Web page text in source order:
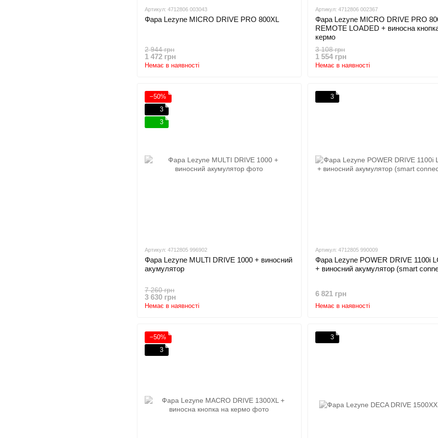
Артикул: 4712806 003043
Фара Lezyne MICRO DRIVE PRO 800XL
2 944 грн
1 472 грн
Немає в наявності
Артикул: 4712806 002367
Фара Lezyne MICRO DRIVE PRO
REMOTE LOADED + виносна
кермо
3 108 грн
1 554 грн
Немає в наявності
−50%
3
3
Артикул: 4712805 996902
Фара Lezyne MULTI DRIVE 1000 + виносний
акумулятор
7 260 грн
3 630 грн
Немає в наявності
3
Артикул: 4712805 990009
Фара Lezyne POWER DRIVE 1100i
+ виносний акумулятор (smart
6 821 грн
Немає в наявності
−50%
3
3